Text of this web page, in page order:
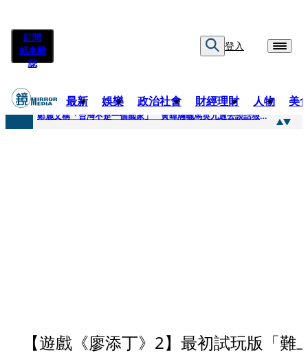
訂閱
紙本雜
誌
登入
最新 娛樂 政治社會 財經理財 人物 美
快訊
鄭麗文稱「台灣不是一個國家」 黃暐瀚曬馬英九過去談話狠打臉
【遊戲《廖添丁》2】最初試玩版「難